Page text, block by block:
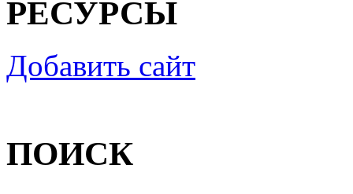
РЕСУРСЫ
Добавить сайт
ПОИСК